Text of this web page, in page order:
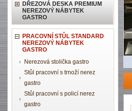
DŘEZOVÁ DESKA PREMIUM
NEREZOVÝ NÁBYTEK
GASTRO
PRACOVNÍ STŮL STANDARD
NEREZOVÝ NÁBYTEK
GASTRO
Nerezová stolička gastro
Stůl pracovní s trnoží nerez
gastro
Stůl pracovní s policí nerez
gastro